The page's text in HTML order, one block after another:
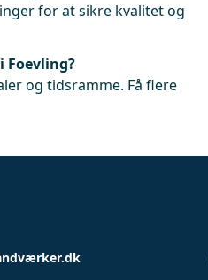
for at sikre kvalitet og
Foevling?
og tidsramme. Få flere